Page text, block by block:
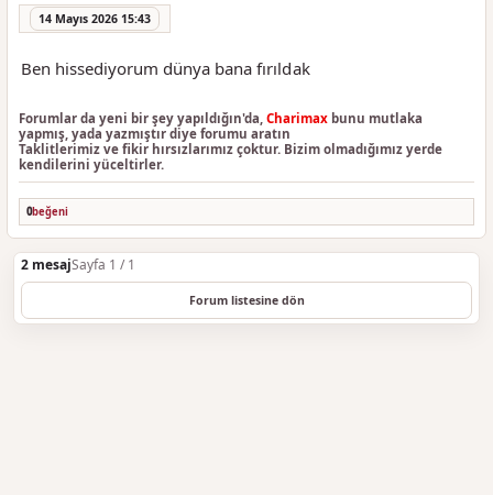
14 Mayıs 2026 15:43
Ben hissediyorum dünya bana fırıldak
Forumlar da yeni bir şey yapıldığın'da, Charimax bunu mutlaka
yapmış, yada yazmıştır diye forumu aratın
Taklitlerimiz ve fikir hırsızlarımız çoktur. Bizim olmadığımız yerde
kendilerini yüceltirler.
0beğeni
2 mesajSayfa 1 / 1
Forum listesine dön